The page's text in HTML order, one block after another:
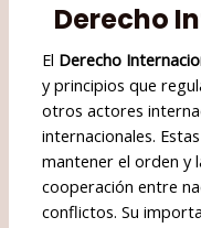
Derecho
El Derecho
y principios que
otros actores
internacionales.
mantener el orden y
cooperación entre
conflictos. Su